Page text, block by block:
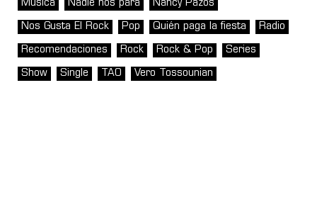
Música Nadie nos para Nancy Pazos
Nos Gusta El Rock Pop Quién paga la fiesta Radio
Recomendaciones Rock Rock & Pop Series
Show Single TAO Vero Tossounian